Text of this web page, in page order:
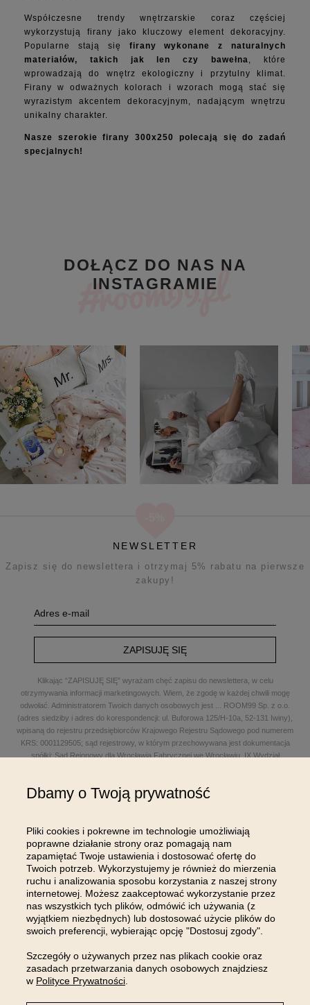
Współczesne trendy wnętrzarskie coraz częściej
wykorzystują firany jako kluczowy element dekoracyjny.
Popularne stają się
firany wykonane z naturalnych
materiałów, takich jak len czy bawełna, które
wprowadzają do wnętrz ekologiczny i przytulny klimat.
Firany w odważnych kolorach i wzorach mogą stać się
wyrazistym akcentem dekoracyjnym, nadającym wnętrzu
unikalny charakter.
Nasze szerokie firany 300x250 polecają się do zadań
specjalnych!
DOŁĄCZ DO NAS NA
INSTAGRAMIE
NEWSLETTER
Zapisz się do newslettera i otrzymaj 5% rabatu na pierwsze
zakupy!
ZAPISUJĘ SIĘ
Klikając “ZAPISUJĘ SIĘ” wyrażam chęć zapisu do newslettera, w celu
otrzymywania informacji marketingowych. Wiem, że zgodę w każdej chwili mogę
odwołać. Administratorem Twoich danych osobowych jest
ROOM99 Sp. z o.o.
(adres siedziby i adres do korespondencji: ul. Buforowa 125/H-10a, 52-131 Iwiny),
wpisaną do rejestru przedsiębiorców Krajowego Rejestru Sądowego pod numerem
KRS: 0001129505; sąd rejestrowy, w którym przechowywana jest dokumentacja
spółki: Sąd Rejonowy dla Wrocławia Fabrycznej we Wrocławiu, IX Wydział
poczty elektronicznej: sklep@room99.pl. Zapoznaj się z naszym
OBSŁUGA KLIENTA
INFORMACJE
MOJE KONTO
Dbamy o Twoją prywatność
Pliki cookies i pokrewne im technologie umożliwiają
poprawne działanie strony oraz pomagają nam
zapamiętać Twoje ustawienia i dostosować ofertę do
Twoich potrzeb. Wykorzystujemy je również do mierzenia
ruchu i analizowania sposobu korzystania z naszej strony
internetowej. Możesz zaakceptować wykorzystanie przez
nas wszystkich tych plików, odmówić ich używania (z
wyjątkiem niezbędnych) lub dostosować użycie plików do
swoich preferencji, wybierając opcję "Dostosuj zgody".
Szczegóły o używanych przez nas plikach cookie oraz
zasadach przetwarzania danych osobowych znajdziesz
w Polityce Prywatności